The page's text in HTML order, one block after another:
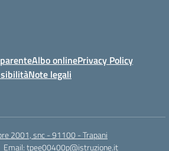
Albo onlinePrivacy Policy
Note legali
2001, snc - 91100 - Trapani
Email:tpee00400p@istruzione.it